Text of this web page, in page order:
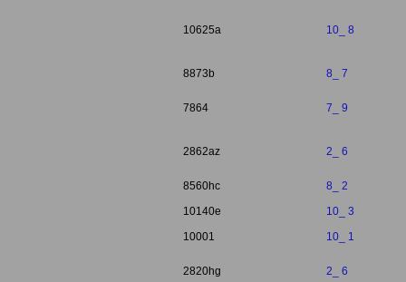
10625a 10_ 8
8873b 8_ 7
7864 7_ 9
2862az 2_ 6
8560hc
8_ 2
10140e
10_ 3
10001
10_ 1
2820hg 2_ 6